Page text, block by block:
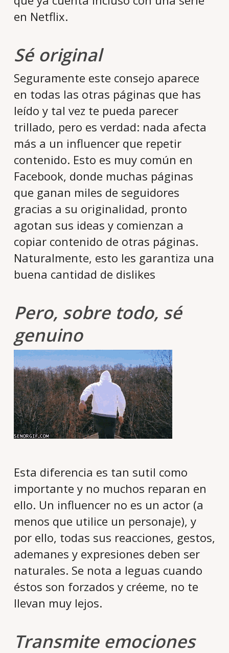
en Netflix.
Sé original
Seguramente este consejo aparece
en todas las otras páginas que has
leído y tal vez te pueda parecer
trillado, pero es verdad: nada afecta
más a un influencer que repetir
contenido. Esto es muy común en
Facebook, donde muchas páginas
que ganan miles de seguidores
gracias a su originalidad, pronto
agotan sus ideas y comienzan a
copiar contenido de otras páginas.
Naturalmente, esto les garantiza una
buena cantidad de dislikes
Pero, sobre todo, sé
genuino
Esta diferencia es tan sutil como
importante y no muchos reparan en
ello. Un influencer no es un actor (a
menos que utilice un personaje), y
por ello, todas sus reacciones, gestos,
ademanes y expresiones deben ser
naturales. Se nota a leguas cuando
éstos son forzados y créeme, no te
llevan muy lejos.
Transmite emociones